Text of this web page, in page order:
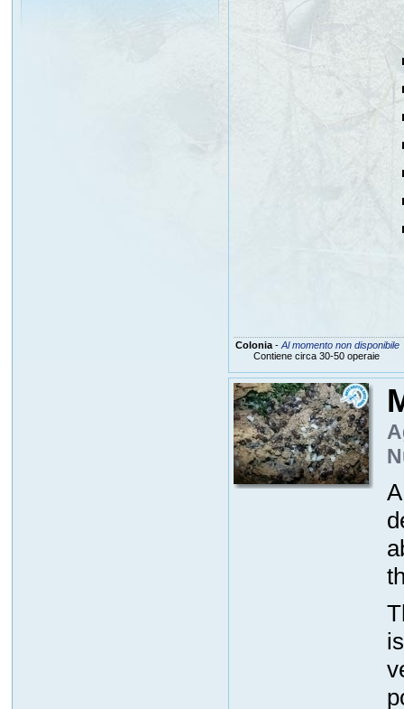
Colonia- Al momento non disponibile
Contiene circa 30-50 operaie